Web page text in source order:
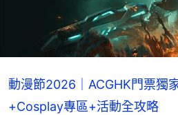
動漫節2026｜ACGHK門票獨
+Cosplay專區+活動全攻略